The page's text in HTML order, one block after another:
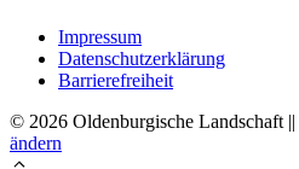
Impressum
Datenschutzerklärung
Barrierefreiheit
© 2026 Oldenburgische Landschaft ||
ändern